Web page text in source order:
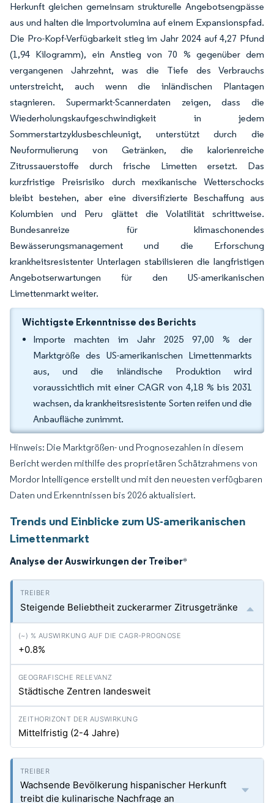
Herkunft gleichen gemeinsam strukturelle Angebotsengpässe
aus und halten die Importvolumina auf einem Expansionspfad.
Die Pro-Kopf-Verfügbarkeit stieg im Jahr 2024 auf 4,27 Pfund
(1,94 Kilogramm), ein Anstieg von 70 % gegenüber dem
vergangenen Jahrzehnt, was die Tiefe des Verbrauchs
unterstreicht, auch wenn die inländischen Plantagen
stagnieren. Supermarkt-Scannerdaten zeigen, dass die
Wiederholungskaufgeschwindigkeit in jedem
Sommerstartzyklusbeschleunigt, unterstützt durch die
Neuformulierung von Getränken, die kalorienreiche
Zitrussauerstoffe durch frische Limetten ersetzt. Das
kurzfristige Preisrisiko durch mexikanische Wetterschocks
bleibt bestehen, aber eine diversifizierte Beschaffung aus
Kolumbien und Peru glättet die Volatilität schrittweise.
Bundesanreize für klimaschonendes
Bewässerungsmanagement und die Erforschung
krankheitsresistenter Unterlagen stabilisieren die langfristigen
Angebotserwartungen für den US-amerikanischen
Limettenmarkt weiter.
Wichtigste Erkenntnisse des Berichts
Importe machten im Jahr 2025 97,00 % der
Marktgröße des US-amerikanischen Limettenmarkts
aus, und die inländische Produktion wird
voraussichtlich mit einer CAGR von 4,18 % bis 2031
wachsen, da krankheitsresistente Sorten reifen und die
Anbaufläche zunimmt.
Hinweis: Die Marktgrößen- und Prognosezahlen in diesem
Bericht werden mithilfe des proprietären Schätzrahmens von
Mordor Intelligence erstellt und mit den neuesten verfügbaren
Daten und Erkenntnissen bis 2026 aktualisiert.
Trends und Einblicke zum US-amerikanischen
Limettenmarkt
Analyse der Auswirkungen der Treiber*
Steigende Beliebtheit zuckerarmer Zitrusgetränke
+0.8%
Städtische Zentren landesweit
Mittelfristig (2-4 Jahre)
Wachsende Bevölkerung hispanischer Herkunft
treibt die kulinarische Nachfrage an